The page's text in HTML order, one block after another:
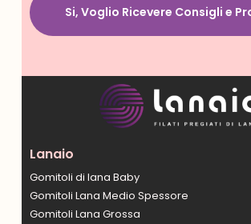
Si, Voglio Ricevere Consigli e
Lanaio
Gomitoli di lana Baby
Gomitoli Lana Medio Spessore
Gomitoli Lana Grossa